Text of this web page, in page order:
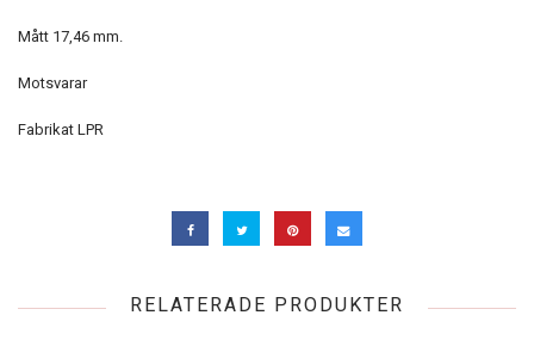
Mått 17,46 mm.
Motsvarar
Fabrikat LPR
RELATERADE PRODUKTER